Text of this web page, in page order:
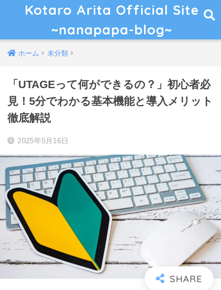
Kotaro Arita Official Site
~nanapapa-blog~
ホーム 未分類
「UTAGEって何ができるの？」初心者必
見！5分でわかる基本機能と導入メリット
徹底解説
2025年5月16日